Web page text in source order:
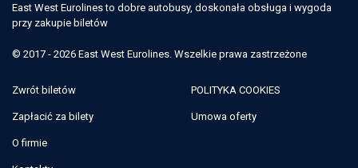
East West Eurolines to dobre autobusy, doskonała obsługa i wygoda
przy zakupie biletów
© 2017 - 2026 East West Eurolines. Wszelkie prawa zastrzeżone
Zwrót biletów
Zapłacić za bilety
O firmie
POLITYKA COOKIES
Umowa oferty